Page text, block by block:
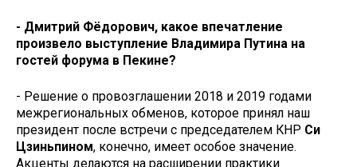
- Дмитрий Фёдорович, какое впечатление
произвело выступление Владимира Путина на
гостей форума в Пекине?
- Решение о провозглашении 2018 и 2019 годами
межрегиональных обменов, которое принял наш
президент после встречи с председателем КНР Си
Цзиньпином, конечно, имеет особое значение.
Акценты делаются на расширении практики